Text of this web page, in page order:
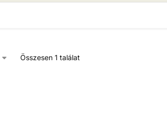
Összesen 1 találat